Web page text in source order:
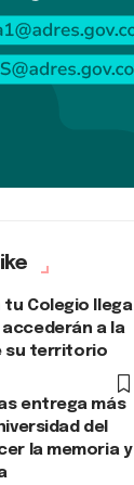
tu Colegio llega
accederán a la
su territorio
entrega más
del
la memoria y